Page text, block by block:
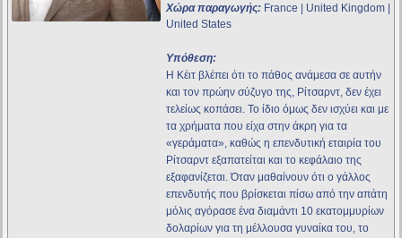
Χώρα παραγωγής: France | United Kingdom |
United States
Υπόθεση:
Η Κέιτ βλέπει ότι το πάθος ανάμεσα σε αυτήν
και τον πρώην σύζυγο της, Ρίτσαρντ, δεν έχει
τελείως κοπάσει. Το ίδιο όμως δεν ισχύει και με
τα χρήματα που είχα στην άκρη για τα
«γεράματα», καθώς η επενδυτική εταιρία του
Ρίτσαρντ εξαπατείται και το κεφάλαιο της
εξαφανίζεται. Όταν μαθαίνουν ότι ο γάλλος
επενδυτής που βρίσκεται πίσω από την απάτη
μόλις αγόρασε ένα διαμάντι 10 εκατομμυρίων
δολαρίων για τη μέλλουσα γυναίκα του, το